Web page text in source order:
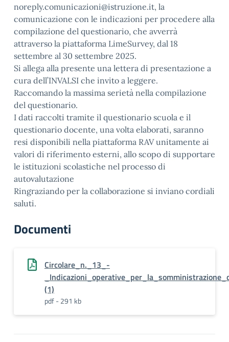
noreply.comunicazioni@istruzione.it, la
comunicazione con le indicazioni per procedere alla
compilazione del questionario, che avverrà
attraverso la piattaforma LimeSurvey, dal 18
settembre al 30 settembre 2025.
Si allega alla presente una lettera di presentazione a
cura dell’INVALSI che invito a leggere.
Raccomando la massima serietà nella compilazione
del questionario.
I dati raccolti tramite il questionario scuola e il
questionario docente, una volta elaborati, saranno
resi disponibili nella piattaforma RAV unitamente ai
valori di riferimento esterni, allo scopo di supportare
le istituzioni scolastiche nel processo di
autovalutazione
Ringraziando per la collaborazione si inviano cordiali
saluti.
Documenti
Circolare_n._13_-
(1)
pdf - 291 kb